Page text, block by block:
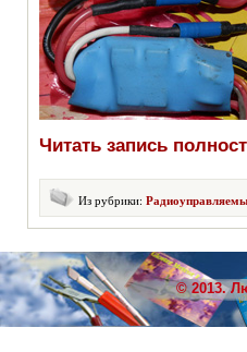
Читать запись
Из рубрики:
© 2013.